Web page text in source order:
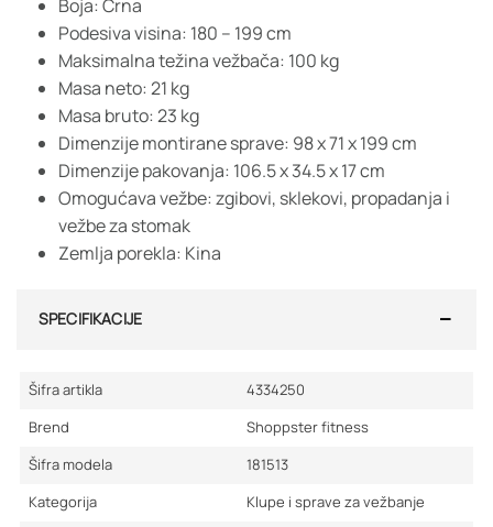
Boja: Crna
Podesiva visina: 180 – 199 cm
Maksimalna težina vežbača: 100 kg
Masa neto: 21 kg
Masa bruto: 23 kg
Dimenzije montirane sprave: 98 x 71 x 199 cm
Dimenzije pakovanja: 106.5 x 34.5 x 17 cm
Omogućava vežbe: zgibovi, sklekovi, propadanja i
vežbe za stomak
Zemlja porekla: Kina
SPECIFIKACIJE
Šifra artikla
4334250
Brend
Shoppster fitness
Šifra modela
181513
Kategorija
Klupe i sprave za vežbanje